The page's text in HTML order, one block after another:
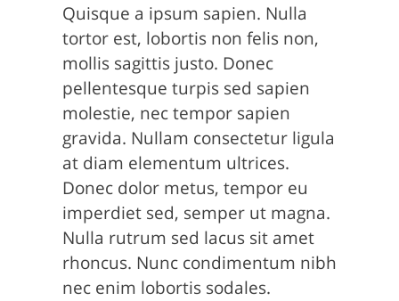
Quisque a ipsum sapien. Nulla
tortor est, lobortis non felis non,
mollis sagittis justo. Donec
pellentesque turpis sed sapien
molestie, nec tempor sapien
gravida. Nullam consectetur ligula
at diam elementum ultrices.
Donec dolor metus, tempor eu
imperdiet sed, semper ut magna.
Nulla rutrum sed lacus sit amet
rhoncus. Nunc condimentum nibh
nec enim lobortis sodales.